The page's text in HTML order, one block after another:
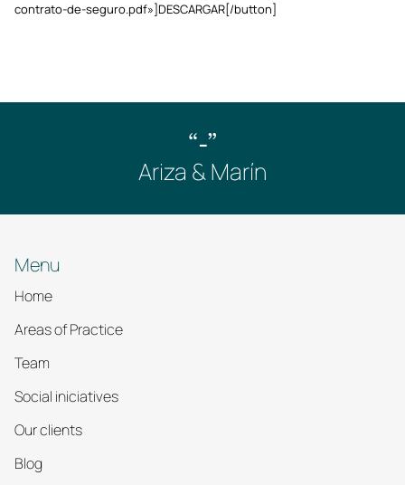
contrato-de-seguro.pdf»]DESCARGAR[/button]
“-”
Ariza & Marín
Menu
Home
Areas of Practice
Team
Social iniciatives
Our clients
Blog